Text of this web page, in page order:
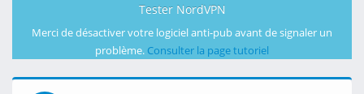
Tester NordVPN
Merci de désactiver votre logiciel anti-pub avant de signaler un
problème. Consulter la page tutoriel